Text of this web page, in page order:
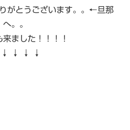
がとうございます。。←旦那
へ。。
来ました！！！！
↓ ↓ ↓ ↓